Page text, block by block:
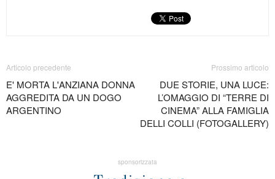
Articolo precedente
E' MORTA L'ANZIANA DONNA
AGGREDITA DA UN DOGO
ARGENTINO
Prossimo articolo
DUE STORIE, UNA LUCE:
L’OMAGGIO DI “TERRE DI
CINEMA” ALLA FAMIGLIA
DELLI COLLI (FOTOGALLERY)
sponsorizzata